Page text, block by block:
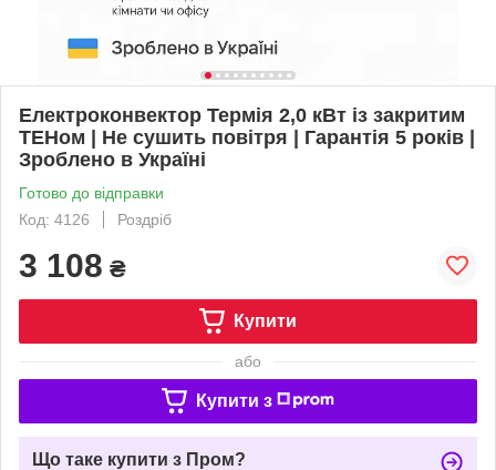
Електроконвектор Термія 2,0 кВт із закритим
ТЕНом | Не сушить повітря | Гарантія 5 років |
Зроблено в Україні
Готово до відправки
Код: 4126
Роздріб
3 108 ₴
Купити
або
Купити з
Що таке купити з Пром?